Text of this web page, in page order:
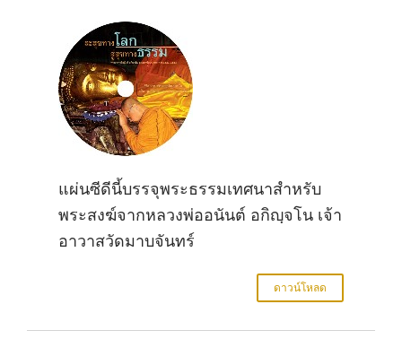
แผ่นซีดีนี้บรรจุพระธรรมเทศนาสำหรับ
พระสงฆ์จากหลวงพ่ออนันต์ อกิญฺจโน เจ้า
อาวาสวัดมาบจันทร์
ดาวน์โหลด